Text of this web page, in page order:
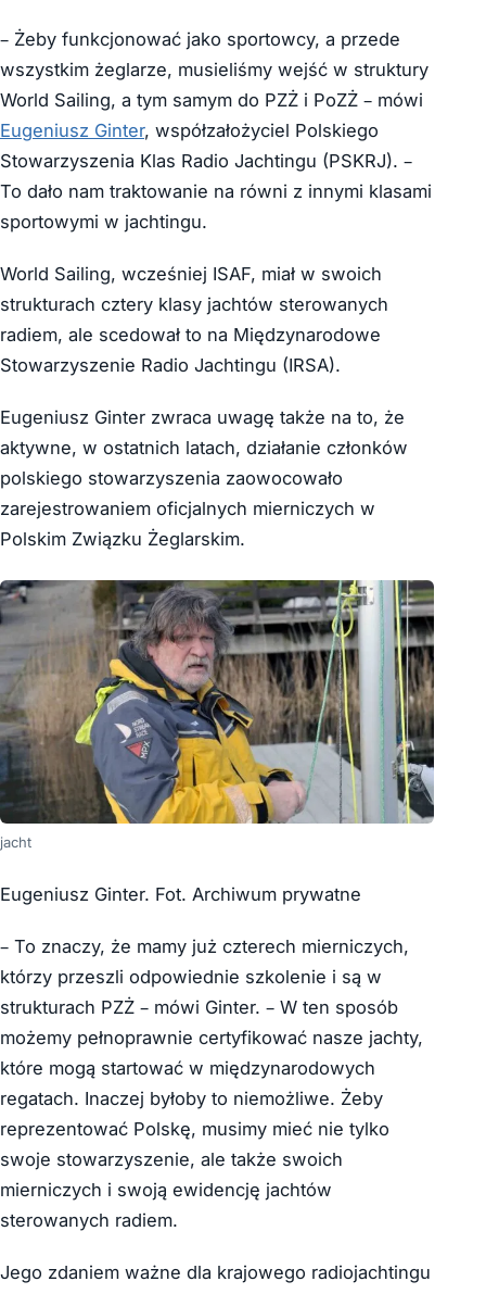
– Żeby funkcjonować jako sportowcy, a przede
wszystkim żeglarze, musieliśmy wejść w struktury
World Sailing, a tym samym do PZŻ i PoZŻ – mówi
Eugeniusz Ginter, współzałożyciel Polskiego
Stowarzyszenia Klas Radio Jachtingu (PSKRJ). –
To dało nam traktowanie na równi z innymi klasami
sportowymi w jachtingu.
World Sailing, wcześniej ISAF, miał w swoich
strukturach cztery klasy jachtów sterowanych
radiem, ale scedował to na Międzynarodowe
Stowarzyszenie Radio Jachtingu (IRSA).
Eugeniusz Ginter zwraca uwagę także na to, że
aktywne, w ostatnich latach, działanie członków
polskiego stowarzyszenia zaowocowało
zarejestrowaniem oficjalnych mierniczych w
Polskim Związku Żeglarskim.
jacht
Eugeniusz Ginter. Fot. Archiwum prywatne
– To znaczy, że mamy już czterech mierniczych,
którzy przeszli odpowiednie szkolenie i są w
strukturach PZŻ – mówi Ginter. – W ten sposób
możemy pełnoprawnie certyfikować nasze jachty,
które mogą startować w międzynarodowych
regatach. Inaczej byłoby to niemożliwe. Żeby
reprezentować Polskę, musimy mieć nie tylko
swoje stowarzyszenie, ale także swoich
mierniczych i swoją ewidencję jachtów
sterowanych radiem.
Jego zdaniem ważne dla krajowego radiojachtingu